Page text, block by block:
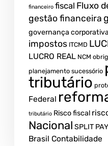
financeiro fiscal Fluxo
gestão financeira
governança corporativa
impostos ITCMD
LUCRO REAL NCM
planejamento sucessório
tributário
Federal
tributário Risco fiscal
Nacional SPLIT
Brasil Contabilidade